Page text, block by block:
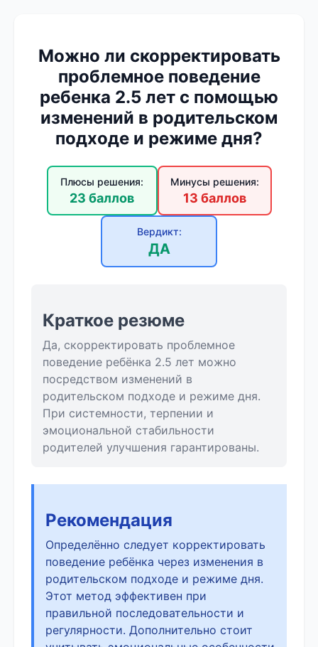
Можно ли скорректировать
проблемное поведение
ребенка 2.5 лет с помощью
изменений в родительском
подходе и режиме дня?
Плюсы решения:
23 баллов
Минусы решения:
13 баллов
Вердикт:
ДА
Краткое резюме
Да, скорректировать проблемное
поведение ребёнка 2.5 лет можно
посредством изменений в
родительском подходе и режиме дня.
При системности, терпении и
эмоциональной стабильности
родителей улучшения гарантированы.
Рекомендация
Определённо следует корректировать
поведение ребёнка через изменения в
родительском подходе и режиме дня.
Этот метод эффективен при
правильной последовательности и
регулярности. Дополнительно стоит